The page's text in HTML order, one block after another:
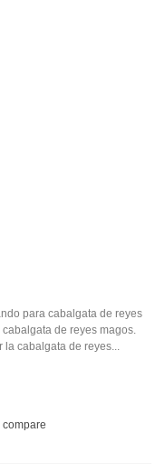
para cabalgata de reyes
de reyes magos.
la cabalgata de reyes...
compare